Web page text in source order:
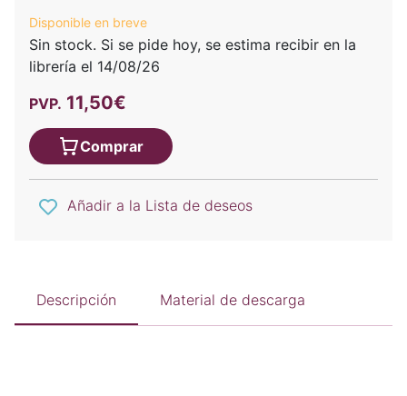
Disponible en breve
Sin stock. Si se pide hoy, se estima recibir en la
librería el 14/08/26
PVP. 11,50€
Comprar
Añadir a la Lista de deseos
Descripción Material de descarga